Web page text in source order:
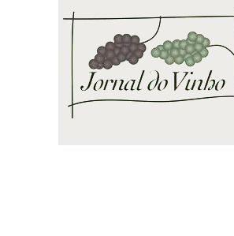
JV
Vinhos e espumantes